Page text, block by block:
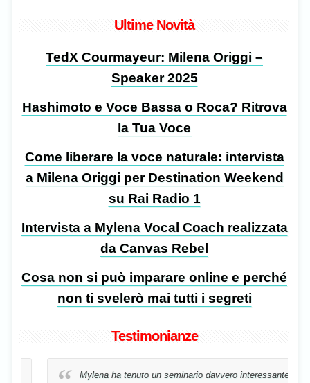
Ultime Novità
TedX Courmayeur: Milena Origgi –
Speaker 2025
Hashimoto e Voce Bassa o Roca? Ritrova
la Tua Voce
Come liberare la voce naturale: intervista
a Milena Origgi per Destination Weekend
su Rai Radio 1
Intervista a Mylena Vocal Coach realizzata
da Canvas Rebel
Cosa non si può imparare online e perché
non ti svelerò mai tutti i segreti
Testimonianze
Mylena ha tenuto un seminario davvero interessante e